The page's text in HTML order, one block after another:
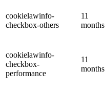
cookielawinfo-
checkbox-others
11
months
cookielawinfo-
checkbox-
performance
11
months